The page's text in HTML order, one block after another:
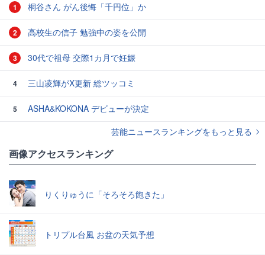
1 桐谷さん がん後悔「千円位」か
2 高校生の信子 勉強中の姿を公開
3 30代で祖母 交際1カ月で妊娠
4 三山凌輝がX更新 総ツッコミ
5
ASHA&KOKONA デビューが決定
芸能ニュースランキングをもっと見る
画像アクセスランキング
りくりゅうに「そろそろ飽きた」
トリプル台風 お盆の天気予想